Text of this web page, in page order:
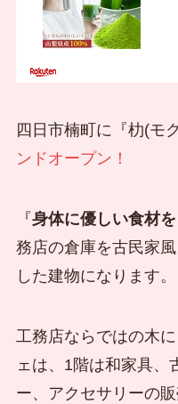
四日市楠町に『朸(モ
ンドオープン！
『身体に優しい食材を
務店の倉庫を古民家
した建物になります。
工務店ならではの木
ェは、1階は和家具、
ー、アクセサリーの